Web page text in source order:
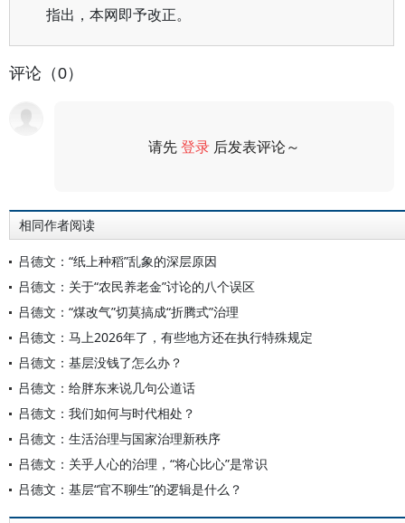
指出，本网即予改正。
评论（0）
请先登录 后发表评论～
相同作者阅读
吕德文：“纸上种稻”乱象的深层原因
吕德文：关于“农民养老金”讨论的八个误区
吕德文：“煤改气”切莫搞成“折腾式”治理
吕德文：马上2026年了，有些地方还在执行特殊规定
吕德文：基层没钱了怎么办？
吕德文：给胖东来说几句公道话
吕德文：我们如何与时代相处？
吕德文：生活治理与国家治理新秩序
吕德文：关乎人心的治理，“将心比心”是常识
吕德文：基层“官不聊生”的逻辑是什么？